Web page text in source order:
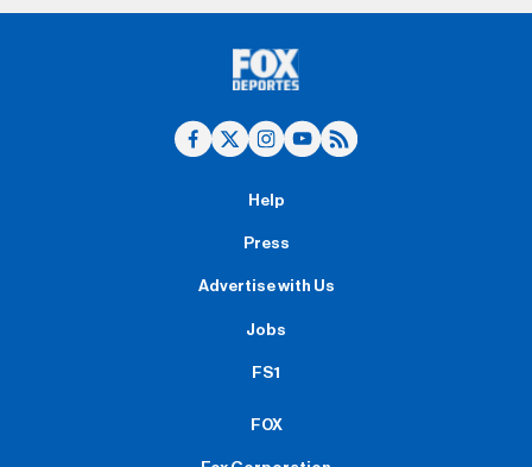
Help
Press
Advertise with Us
Jobs
FS1
FOX